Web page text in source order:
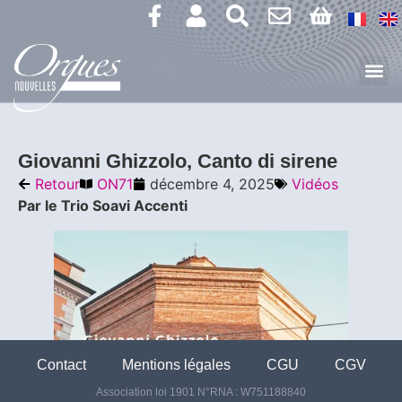
Giovanni Ghizzolo, Canto di sirene
Retour ON71 décembre 4, 2025
Vidéos
Par le Trio Soavi Accenti
Association loi 1901 N°RNA : W751188840
Contact Mentions légales CGU CGV